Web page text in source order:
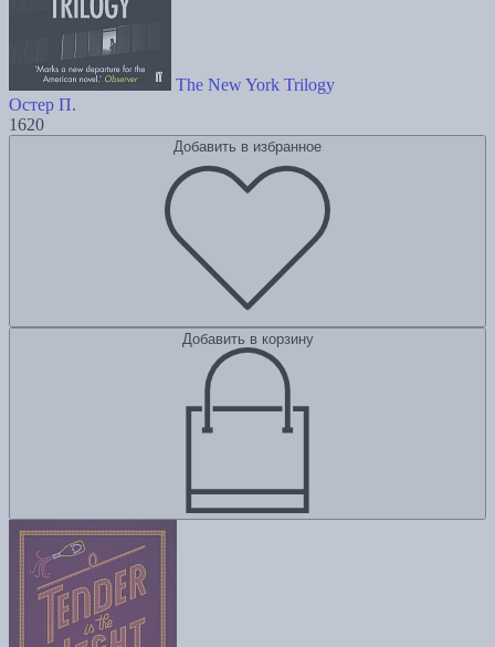
The New York Trilogy
Остер П.
1620
Добавить в избранное
Добавить в корзину